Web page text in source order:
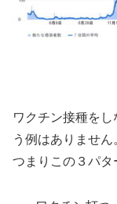
ワクチン接種を
う例はありません
つまりこの３パタ